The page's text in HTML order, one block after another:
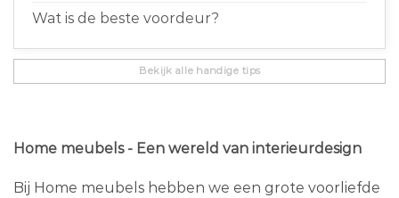
Wat is de beste voordeur?
Bekijk alle handige tips
Home meubels - Een wereld van interieurdesign
Bij Home meubels hebben we een grote voorliefde